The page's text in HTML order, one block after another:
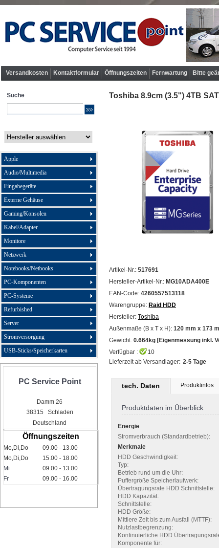
Versandkosten Kontaktformular Öffnungszeiten Fernwartung Bitte
Suche
Apple
Audio/Multimedia
Eingabegeräte
Externe Gehäuse
Gaming/Konsolen
Kabel/Adapter
Monitore
Netzwerk
Notebooks/Netbooks
PC-Komponenten
PC-Systeme
Refurbished
Server
Stromversorgung
USB-Sticks/Speicherkarten
PC Service Point
Damm 26
38315 Schladen
Deutschland
Öffnungszeiten
Mo,Di,Do
09.00 - 13.00
Mo,Di,Do
15.00 - 18.00
Mi
09.00 - 13.00
Fr
09.00 - 16.00
Toshiba 8.9cm (3.5") 4TB
Artikel-Nr.: 517691
Hersteller-Artikel-Nr.: MG10ADA400E
EAN-Code: 4260557513118
Warengruppe: Raid HDD
Hersteller: Toshiba
Außenmaße (B x T x H): 120 mm x 173
Gewicht: 0.664kg [Eigenmessung inkl.
Verfügbar :
10
Lieferzeit ab Versandlager: 2-5 Tage
tech. Daten Produktinfos
Produktdaten im Überblick
Energie
Stromverbrauch (Standardbetrieb):
Merkmale
HDD Geschwindigkeit:
Typ:
Betrieb rund um die Uhr:
Puffergröße Speicherlaufwerk:
Übertragungsrate HDD Schnittstelle:
HDD Kapazität:
Schnittstelle:
HDD Größe:
Mittlere Zeit bis zum Ausfall (MTTF):
Nutzlastbegrenzung:
Kontinuierliche HDD
Komponente für: